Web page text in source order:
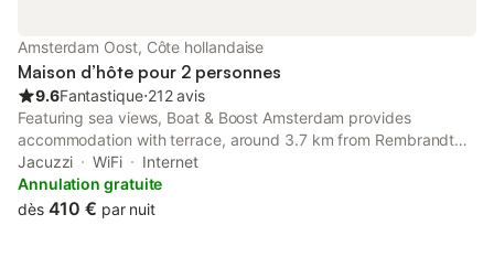
Amsterdam Oost, Côte hollandaise
Maison d’hôte pour 2 personnes
9.6Fantastique⋅212 avis
Featuring sea views, Boat & Boost Amsterdam provides
accommodation with terrace, around 3.7 km from Rembrandt
House. The property features lake and river views, and is 3.8
km from Dutch National Opera & Ballet. The guest house has
private entrance.
Jacuzzi WiFi
Internet
Annulation gratuite
dès 410 € par nuit